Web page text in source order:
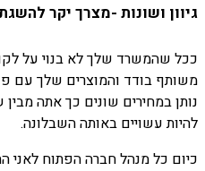
גיוון ושונות -מצרך יקר
ככל שהמשרד שלך לא בנוי על
משותף בודד והמוצרים שלך עם
נותן במחירים שונים כך אתה
להיות עשויים באותה השבלונה.
כיום כל מנהל חברה הפתוח לאני